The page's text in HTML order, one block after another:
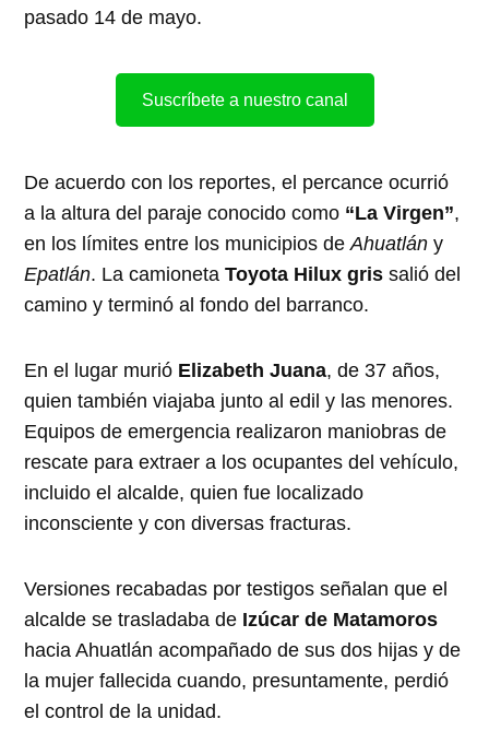
pasado 14 de mayo.
Suscríbete a nuestro canal
De acuerdo con los reportes, el percance ocurrió
a la altura del paraje conocido como “La Virgen”,
en los límites entre los municipios deAhuatlán y
Epatlán. La camionetaToyota Hilux gris salió del
camino y terminó al fondo del barranco.
En el lugar murió Elizabeth Juana, de 37 años,
quien también viajaba junto al edil y las menores.
Equipos de emergencia realizaron maniobras de
rescate para extraer a los ocupantes del vehículo,
incluido el alcalde, quien fue localizado
inconsciente y con diversas fracturas.
Versiones recabadas por testigos señalan que el
alcalde se trasladaba de Izúcar de Matamoros
hacia Ahuatlán acompañado de sus dos hijas y de
la mujer fallecida cuando, presuntamente, perdió
el control de la unidad.